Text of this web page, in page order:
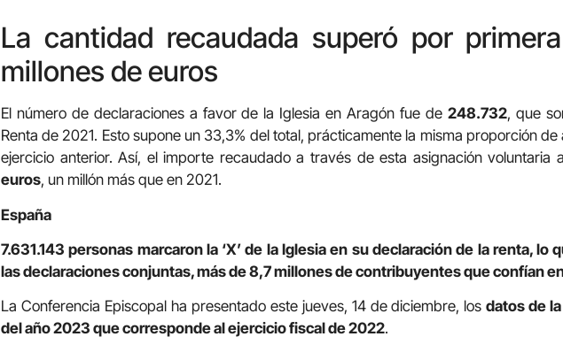
La cantidad recaudada superó por
millones de euros
El número de declaraciones a favor de la Iglesia en Aragón fue de 248.732, que
Renta de 2021. Esto supone un 33,3% del total, prácticamente la misma proporción
ejercicio anterior. Así, el importe recaudado a través de esta asignación voluntaria
euros, un millón más que en 2021.
España
7.631.143 personas marcaron la ‘X’ de la Iglesia en su declaración de la renta, lo
las declaraciones conjuntas, más de 8,7 millones de contribuyentes que confían
La Conferencia Episcopal ha presentado este jueves, 14 de diciembre, losdatos de
del año 2023 que corresponde al ejercicio fiscal de 2022.